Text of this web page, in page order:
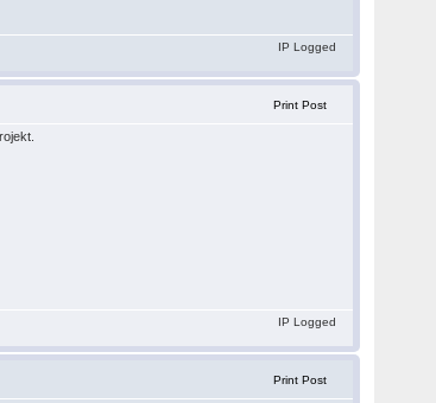
IP Logged
Print Post
IP Logged
Print Post